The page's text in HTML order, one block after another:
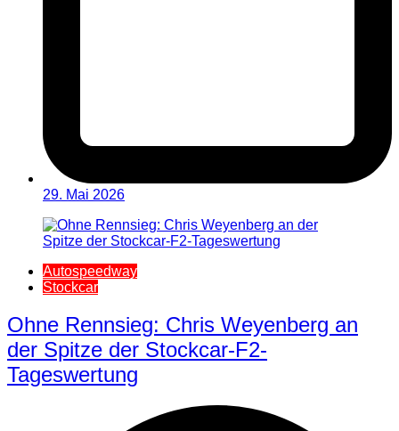
29. Mai 2026
Autospeedway
Stockcar
Ohne Rennsieg: Chris Weyenberg an
der Spitze der Stockcar-F2-
Tageswertung